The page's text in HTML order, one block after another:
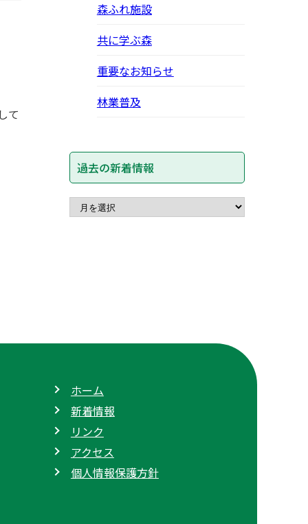
て
森ふれ施設
共に学ぶ森
重要なお知らせ
林業普及
過去の新着情報
ホーム
新着情報
リンク
アクセス
個人情報保護方針